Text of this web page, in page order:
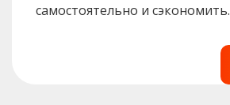
самостоятельно и сэкономить.